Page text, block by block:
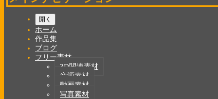
開く
ホーム
作品集
ブログ
フリー素材
3D関連素材
音源素材
動画素材
写真素材